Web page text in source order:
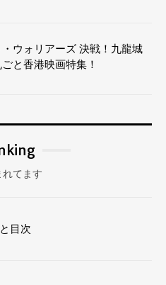
・ウォリアーズ 決戦！九龍城
と香港映画特集！
れてます
目次